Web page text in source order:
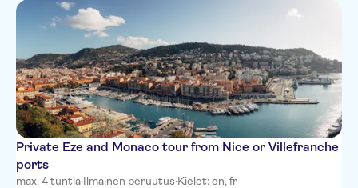
Hotel Le Royal
Hyatt Regency Nice Palais de la
Mediterranee
Hotel Boreal
Best Western Alba Hotel
Hotel Suede
Hotel Beau Rivage
Private Eze and Monaco tour from Nice or Villefranche
ports
max. 4 tuntia·Ilmainen peruutus·Kielet: en, fr